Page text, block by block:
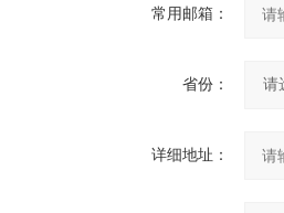
常用邮箱：
省份：
详细地址：